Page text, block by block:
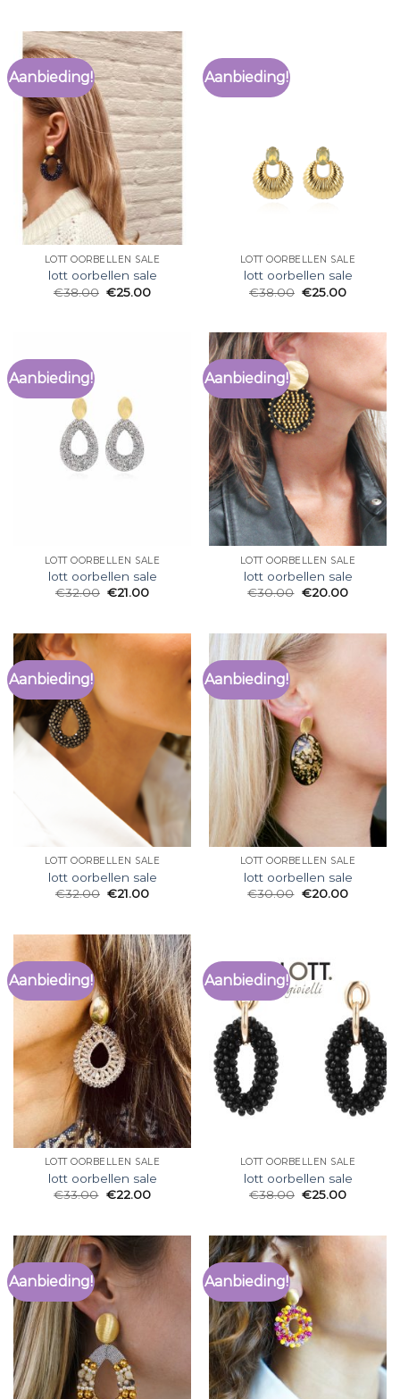
Aanbieding!
LOTT OORBELLEN SALE
lott oorbellen sale
€38.00 €25.00
Aanbieding!
LOTT OORBELLEN SALE
lott oorbellen sale
€38.00 €25.00
Aanbieding!
LOTT OORBELLEN SALE
lott oorbellen sale
€32.00 €21.00
Aanbieding!
LOTT OORBELLEN SALE
lott oorbellen sale
€30.00 €20.00
Aanbieding!
LOTT OORBELLEN SALE
lott oorbellen sale
€32.00 €21.00
Aanbieding!
LOTT OORBELLEN SALE
lott oorbellen sale
€30.00 €20.00
Aanbieding!
LOTT OORBELLEN SALE
lott oorbellen sale
€33.00 €22.00
Aanbieding!
LOTT OORBELLEN SALE
lott oorbellen sale
€38.00 €25.00
Aanbieding! Aanbieding!